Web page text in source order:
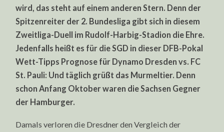
DRESDEN
VS.
FC
ST.
PAULI
wird, das steht auf einem anderen Stern. Denn der
Spitzenreiter der 2. Bundesliga gibt sich in diesem
Zweitliga-Duell im Rudolf-Harbig-Stadion die Ehre.
Jedenfalls heißt es für die SGD in dieser DFB-Pokal
Wett-Tipps Prognose für Dynamo Dresden vs. FC
St. Pauli: Und täglich grüßt das Murmeltier. Denn
schon Anfang Oktober waren die Sachsen Gegner
der Hamburger.
Damals verloren die Dresdner den Vergleich der